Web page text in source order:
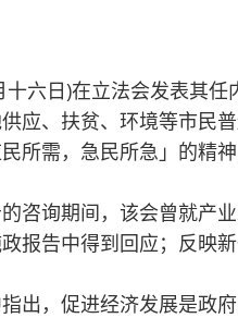
六日)在立法会发表其任
应、扶贫、环境等市民
所需，急民所急」的精
咨询期间，该会曾就产
报告中得到回应；反映
出，促进经济发展是政